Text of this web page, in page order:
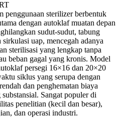
penggunaan sterilizer berbentuk
dengan autoklaf muatan depan
sudut-sudut, tabung
uap, mencegah adanya
sterilisasi yang lengkap tanpa
beban gagal yang kronis. Model
persegi 16×16 dan 20×20
siklus yang serupa dengan
dan penghematan biaya
Sangat populer di
penelitian (kecil dan besar),
dan operasi industri.